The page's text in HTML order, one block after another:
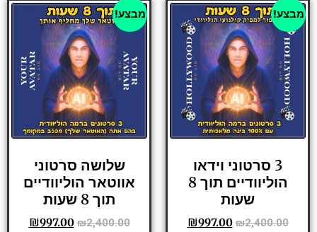
מבצע!
3 סרטוני וידאו
הוליוודיים תוך 8
שעות
₪2,400.00
₪997.00
מבצע!
שלושה סרטוני
אווטאר הוליוודיים
תוך 8 שעות
₪2,400.00
₪997.00